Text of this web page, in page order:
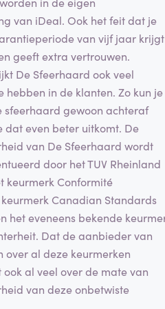
van iDeal. Ook het feit dat je
van vijf jaar krijgt
geeft extra vertrouwen.
De Sfeerhaard ook veel
hebben in de klanten. Zo kun je
sfeerhaard gewoon achteraf
dat even beter uitkomt. De
van De Sfeerhaard wordt
door het TUV Rheinland
keurmerk Conformité
Canadian Standards
het eveneens bekende
Dat de aanbieder van
over al deze keurmerken
ook al veel over de mate van
van deze onbetwiste